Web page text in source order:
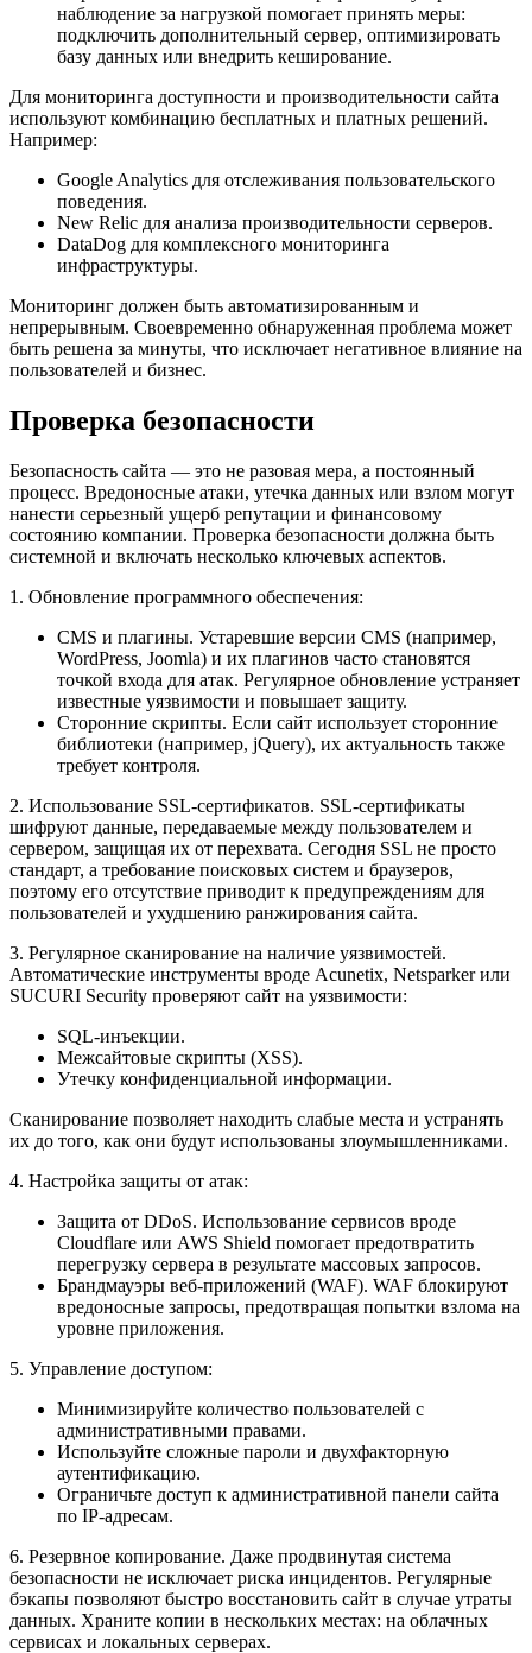
наблюдение за нагрузкой помогает принять меры:
подключить дополнительный сервер, оптимизировать
базу данных или внедрить кеширование.
Для мониторинга доступности и производительности сайта
используют комбинацию бесплатных и платных решений.
Например:
Google Analytics для отслеживания пользовательского
поведения.
New Relic для анализа производительности серверов.
DataDog для комплексного мониторинга
инфраструктуры.
Мониторинг должен быть автоматизированным и
непрерывным. Своевременно обнаруженная проблема может
быть решена за минуты, что исключает негативное влияние на
пользователей и бизнес.
Проверка безопасности
Безопасность сайта — это не разовая мера, а постоянный
процесс. Вредоносные атаки, утечка данных или взлом могут
нанести серьезный ущерб репутации и финансовому
состоянию компании. Проверка безопасности должна быть
системной и включать несколько ключевых аспектов.
1. Обновление программного обеспечения:
CMS и плагины. Устаревшие версии CMS (например,
WordPress, Joomla) и их плагинов часто становятся
точкой входа для атак. Регулярное обновление устраняет
известные уязвимости и повышает защиту.
Сторонние скрипты. Если сайт использует сторонние
библиотеки (например, jQuery), их актуальность также
требует контроля.
2. Использование SSL-сертификатов. SSL-сертификаты
шифруют данные, передаваемые между пользователем и
сервером, защищая их от перехвата. Сегодня SSL не просто
стандарт, а требование поисковых систем и браузеров,
поэтому его отсутствие приводит к предупреждениям для
пользователей и ухудшению ранжирования сайта.
3. Регулярное сканирование на наличие уязвимостей.
Автоматические инструменты вроде Acunetix, Netsparker или
SUCURI Security проверяют сайт на уязвимости:
SQL-инъекции.
Межсайтовые скрипты (XSS).
Утечку конфиденциальной информации.
Сканирование позволяет находить слабые места и устранять
их до того, как они будут использованы злоумышленниками.
4. Настройка защиты от атак:
Защита от DDoS. Использование сервисов вроде
Cloudflare или AWS Shield помогает предотвратить
перегрузку сервера в результате массовых запросов.
Брандмауэры веб-приложений (WAF). WAF блокируют
вредоносные запросы, предотвращая попытки взлома на
уровне приложения.
5. Управление доступом:
Минимизируйте количество пользователей с
административными правами.
Используйте сложные пароли и двухфакторную
аутентификацию.
Ограничьте доступ к административной панели сайта
по IP-адресам.
6. Резервное копирование. Даже продвинутая система
безопасности не исключает риска инцидентов. Регулярные
бэкапы позволяют быстро восстановить сайт в случае утраты
данных. Храните копии в нескольких местах: на облачных
сервисах и локальных серверах.